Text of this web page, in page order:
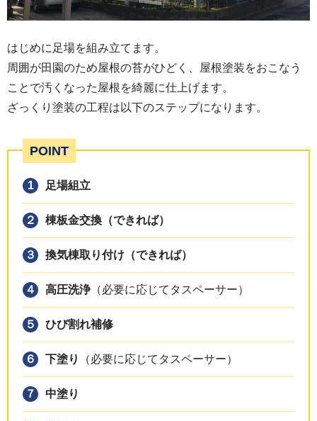
はじめに足場を組み立てます。
周囲が田園のため屋根の苔がひどく、屋根塗装をおこなう
ことで汚くなった屋根を綺麗に仕上げます。
ざっくり塗装の工程は以下のステップになります。
POINT
足場組立
棟板金交換（できれば）
換気棟取り付け（できれば）
高圧洗浄（必要に応じてタスペーサー）
ひび割れ補修
下塗り （必要に応じてタスペーサー）
中塗り